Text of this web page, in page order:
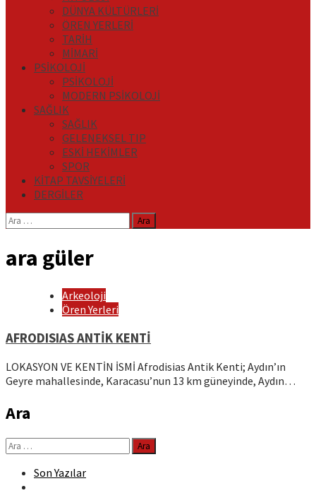
DÜNYA KÜLTÜRLERİ
ÖREN YERLERİ
TARİH
MİMARİ
PSİKOLOJİ
PSİKOLOJİ
MODERN PSİKOLOJİ
SAĞLIK
SAĞLIK
GELENEKSEL TIP
ESKİ HEKİMLER
SPOR
KİTAP TAVSİYELERİ
DERGİLER
Arama:
ara güler
Arkeoloji
Ören Yerleri
AFRODISIAS ANTİK KENTİ
LOKASYON VE KENTİN İSMİ Afrodisias Antik Kenti; Aydın’ın
Geyre mahallesinde, Karacasu’nun 13 km güneyinde, Aydın…
Ara
Arama:
Son Yazılar